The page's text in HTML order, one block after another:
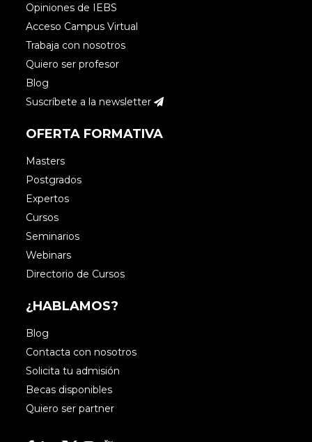
Opiniones de IEBS
Acceso Campus Virtual
Trabaja con nosotros
Quiero ser profesor
Blog
Suscríbete a la newsletter
OFERTA FORMATIVA
Masters
Postgrados
Expertos
Cursos
Seminarios
Webinars
Directorio de Cursos
¿HABLAMOS?
Blog
Contacta con nosotros
Solicita tu admisión
Becas disponibles
Quiero ser partner